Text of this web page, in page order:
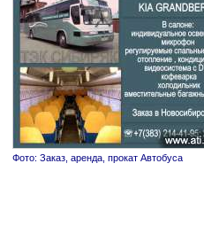
Фото: Заказ, аренда, прокат Автобуса